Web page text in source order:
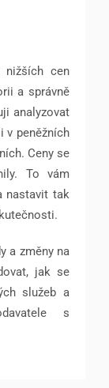
nižších cen
a správně
analyzovat
v peněžních
Ceny se
To vám
nastavit tak
a změny na
jak se
služeb a
s